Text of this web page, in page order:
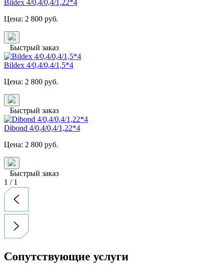
Bildex 4/0,4/0,4/1,22*4
Цена: 2 800 руб.
Быстрый заказ
Bildex 4/0,4/0,4/1,5*4
Цена: 2 800 руб.
Быстрый заказ
Dibond 4/0,4/0,4/1,22*4
Цена: 2 800 руб.
Быстрый заказ
1 / 1
Сопутствующие услуги